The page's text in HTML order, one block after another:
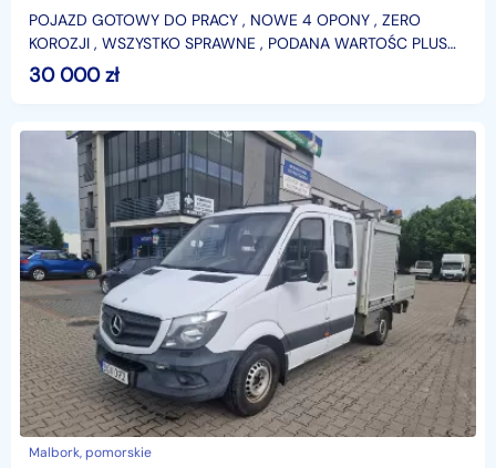
POJAZD GOTOWY DO PRACY , NOWE 4 OPONY , ZERO
KOROZJI , WSZYSTKO SPRAWNE , PODANA WARTOŚC PLUS
VAT
30 000zł
Malbork, pomorskie